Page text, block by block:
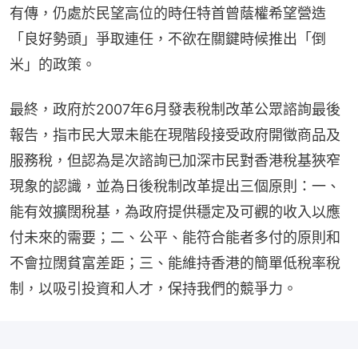
有傳，仍處於民望高位的時任特首曾蔭權希望營造
「良好勢頭」爭取連任，不欲在關鍵時候推出「倒
米」的政策。
最終，政府於2007年6月發表稅制改革公眾諮詢最後
報告，指市民大眾未能在現階段接受政府開徵商品及
服務稅，但認為是次諮詢已加深市民對香港稅基狹窄
現象的認識，並為日後稅制改革提出三個原則：一、
能有效擴闊稅基，為政府提供穩定及可觀的收入以應
付未來的需要；二、公平、能符合能者多付的原則和
不會拉闊貧富差距；三、能維持香港的簡單低稅率稅
制，以吸引投資和人才，保持我們的競爭力。